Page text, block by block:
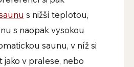
s nižší teplotou,
s naopak vysokou
saunu, v níž si
v pralese, nebo